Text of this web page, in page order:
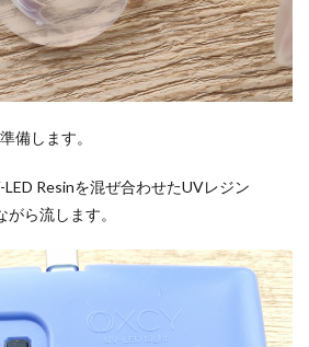
備します。
Resinを混ぜ合わせたUVレジン
ら流します。